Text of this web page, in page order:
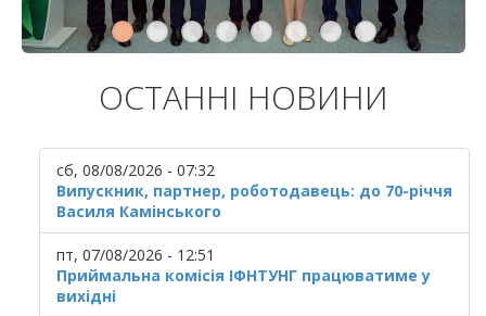
ОСТАННІ НОВИНИ
сб, 08/08/2026 - 07:32
Випускник, партнер, роботодавець: до 70-річчя
Василя Камінського
пт, 07/08/2026 - 12:51
Приймальна комісія ІФНТУНГ працюватиме у
вихідні